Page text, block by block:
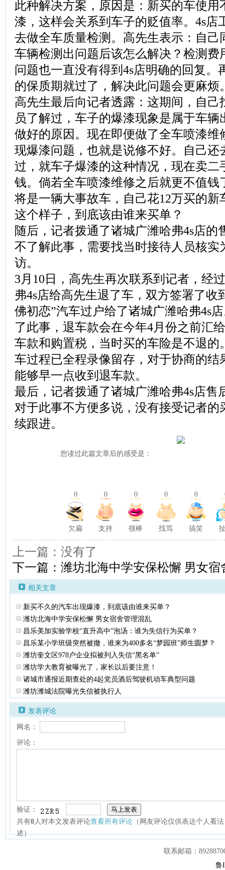
此种解决方案，原因是：新买的车使用
漆，这样会关系到车子的贬值率。4s店
去做全车质量检测。高先生表示：自己
车辆检测出问题后该怎么解决？检测费
问题也一直没有得到4s店明确的回复。
的保质期就过了，解决此问题会更麻烦
高先生最后向记者透露：这期间，自己
员了解过，车子的爆漆现象是属于车
做好的原因。现在即便做了全车喷漆维
现爆漆问题，也就是说修不好。自己还
过，就车子爆漆的这种情况，现在卖二
钱。倘若全车喷漆维修之后就更不值钱
将是一辆大事故车，自己花12万买的
这个样子，到底该由谁来买单？
随后，记者拨通了诸城广潍哈弗4s店的
不了解此事，需要找当时接待人员核实
访。
3月10日，高先生再次联系到记者，经
弗4s店给高先生退了车，双方签署了收
佛初恋”汽车过户给了诸城广潍哈弗4s
了此事，退车款会在今年4月份之前汇
车款和购置税，当时买的车险是不退的
车过程已全程录像留存，对于协商的结
能够早一点收到退车款。
最后，记者拨通了诸城广潍哈弗4s店售
对于此事不方便多说，没有接受记者的
续跟进。
您读过此篇文章后的感受是：
0 0 0 0 0
欠扁 支持 很棒 找骂 搞笑
上一篇：没有了
下一篇：潍坊北海中学安保松懈 男女宿
相关文章
新买不久的汽车出现爆漆，到底该由谁来买单？
潍坊北海中学安保松懈 男女宿舍管理混乱
昌乐美加实验学校“直升高中”泡汤：谁为失信行为买单？
昌乐某小学班级突然被撤，谁来为400多名“梦园班”师生圆梦？
潍坊奎文区978户企业拟被列入失信“黑名单”
潍坊学大教育被曝光了，家长以后要注意！
诸城市通报近期查处的4起党员酒后驾驶机动车典型问题
潍坊潍城法院曝光失信被执行人
发表评论
网名：
评论：
验证：
共有0人对本文发表评论查看所有评论 （网友评论仅供表达个人看
述）
联系邮箱：
鲁